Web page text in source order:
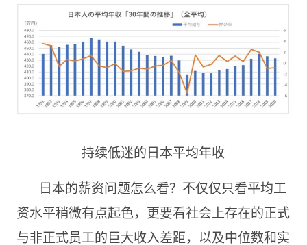
持续低迷的日本平均年收
日本的薪资问题怎么看？不仅仅只看平均工
资水平稍微有点起色，更要看社会上存在的正式
与非正式员工的巨大收入差距，以及中位数和实